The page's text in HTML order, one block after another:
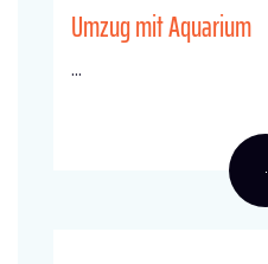
Umzug mit Aquarium
...